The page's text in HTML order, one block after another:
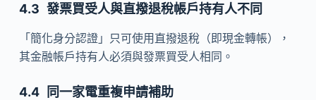
發票買受人與直撥退稅帳戶持有人不同
「簡化身分認證」只可使用直撥退稅（即現金轉帳），
其金融帳戶持有人必須與發票買受人相同。
同一家電重複申請補助